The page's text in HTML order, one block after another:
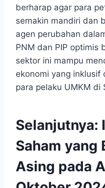
berharap agar para
semakin mandiri dan
agen perubahan
PNM dan PIP optimis
sektor ini mampu
ekonomi yang inklusif
para pelaku UMKM di
Selanjutnya:
Saham yang
Asing pada